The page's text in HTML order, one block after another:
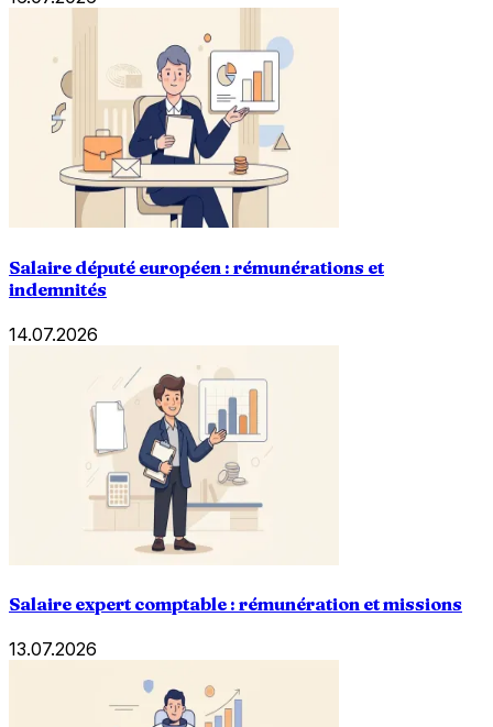
Salaire député européen : rémunérations et
indemnités
14.07.2026
Salaire expert comptable : rémunération et missions
13.07.2026